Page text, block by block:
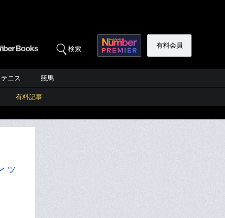
検索 有料会員
テニス 競馬
有料記事
ッ